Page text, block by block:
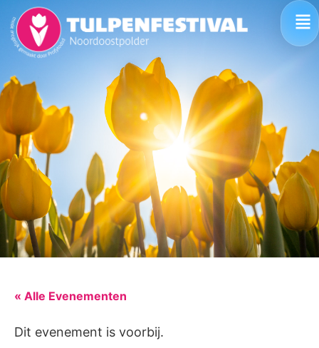
« Alle Evenementen
Dit evenement is voorbij.